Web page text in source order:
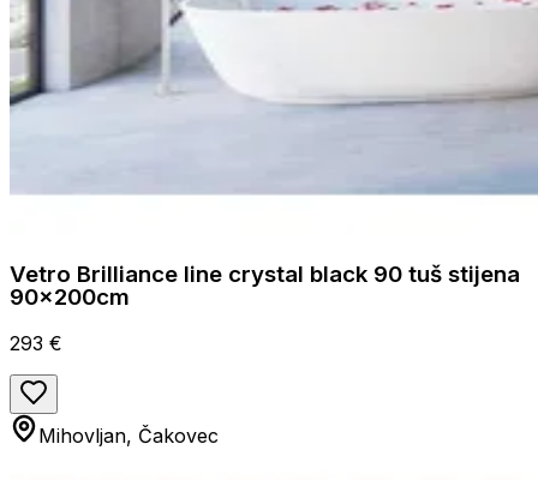
Vetro Brilliance line crystal black 90 tuš stijena
90x200cm
293 €
Mihovljan, Čakovec